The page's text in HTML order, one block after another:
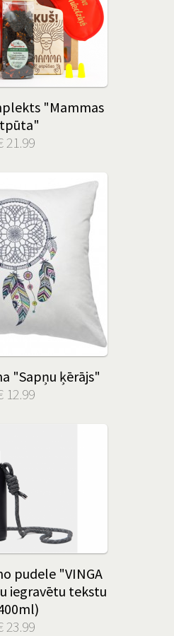
"Mammas
21.99
"Sapņu ķērājs"
12.99
pudele "VINGA
iegravētu tekstu
23.99